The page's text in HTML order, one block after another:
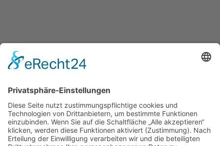
Tim de Jong
0170 589 2000
info@dejong-galabau.de
dejong-galabau.de
Kontakt